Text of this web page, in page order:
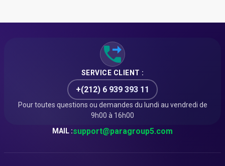
SERVICE CLIENT :
+(212) 6 939 393 11
Pour toutes questions ou demandes du lundi au vendredi de
9h00 à 16h00
MAIL :support@paragroup5.com